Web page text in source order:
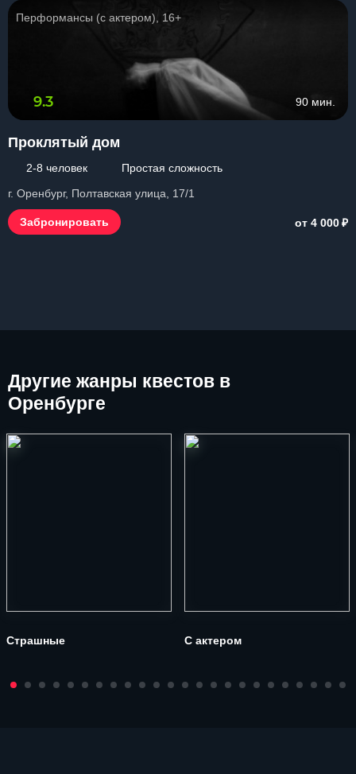
Перформансы (с актером), 16+
9.3 90 мин.
Проклятый дом
2-8 человек
Простая сложность
г. Оренбург, Полтавская улица, 17/1
Забронировать от 4 000₽
Другие жанры квестов в
Оренбурге
Страшные С актером